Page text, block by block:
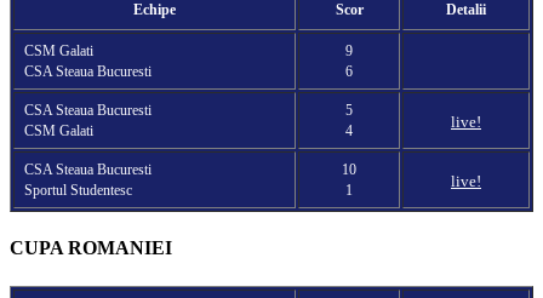
Echipe Scor Detalii
CSM Galati
CSA Steaua Bucuresti
9
6
CSA Steaua Bucuresti
CSM Galati
5
4
live!
CSA Steaua Bucuresti
Sportul Studentesc
10
1
live!
CUPA ROMANIEI